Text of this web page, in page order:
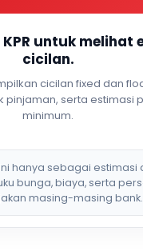
untuk melihat
cicilan.
cicilan fixed dan
pinjaman, serta estimasi
minimum.
hanya sebagai estimasi
bunga, biaya, serta
masing-masing bank.